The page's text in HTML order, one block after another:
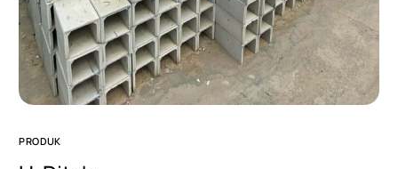
PRODUK